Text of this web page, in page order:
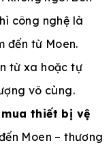
công nghệ là
đến từ Moen.
từ xa hoặc tự
vô cùng.
mua thiết bị vệ
Moen – thương